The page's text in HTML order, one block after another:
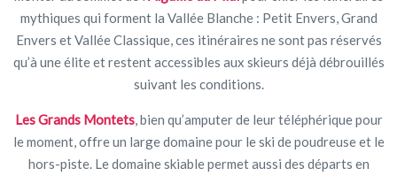
mythiques qui forment la Vallée Blanche : Petit Envers, Grand
Envers et Vallée Classique, ces itinéraires ne sont pas réservés
qu’à une élite et restent accessibles aux skieurs déjà débrouillés
suivant les conditions.
Les Grands Montets, bien qu’amputer de leur téléphérique pour
le moment, offre un large domaine pour le ski de poudreuse et le
hors-piste. Le domaine skiable permet aussi des départs en